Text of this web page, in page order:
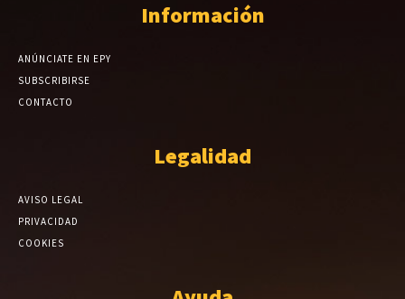
Información
ANÚNCIATE EN EPY
SUBSCRIBIRSE
CONTACTO
Legalidad
AVISO LEGAL
PRIVACIDAD
COOKIES